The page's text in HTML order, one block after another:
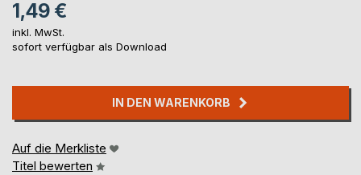
1,49 €
inkl. MwSt.
sofort verfügbar als Download
IN DEN WARENKORB
Auf die Merkliste
Titel bewerten